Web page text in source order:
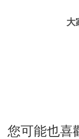
大
您可能也喜